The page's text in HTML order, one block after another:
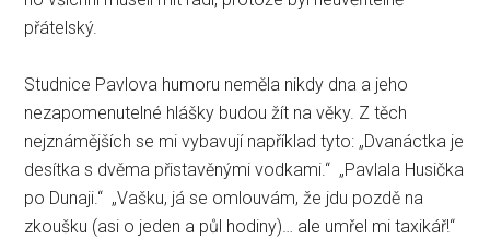
přátelský.
Studnice Pavlova humoru neměla nikdy dna a jeho
nezapomenutelné hlášky budou žít na věky. Z těch
nejznámějších se mi vybavují například tyto: „Dvanáctka je
desítka s dvěma přistavěnými vodkami.“ „Pavlala Husička
po Dunaji.“ „Vašku, já se omlouvám, že jdu pozdě na
zkoušku (asi o jeden a půl hodiny)… ale umřel mi taxikář!“